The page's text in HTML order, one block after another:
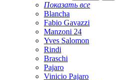
Показать все
Blancha
Fabio Gavazzi
Manzoni 24
Yves Salomon
Rindi
Braschi
Pajaro
Vinicio Pajaro